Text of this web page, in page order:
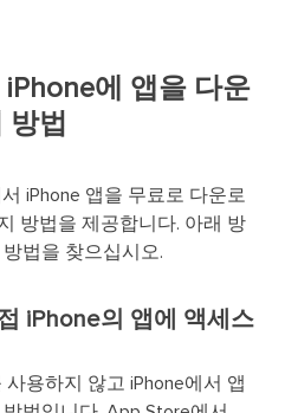
에 앱을 다운
방법
iPhone 앱을 무료로 다운로
방법을 제공합니다. 아래 방
법을 찾으십시오.
iPhone의 앱에 액세스
용하지 않고 iPhone에서 앱